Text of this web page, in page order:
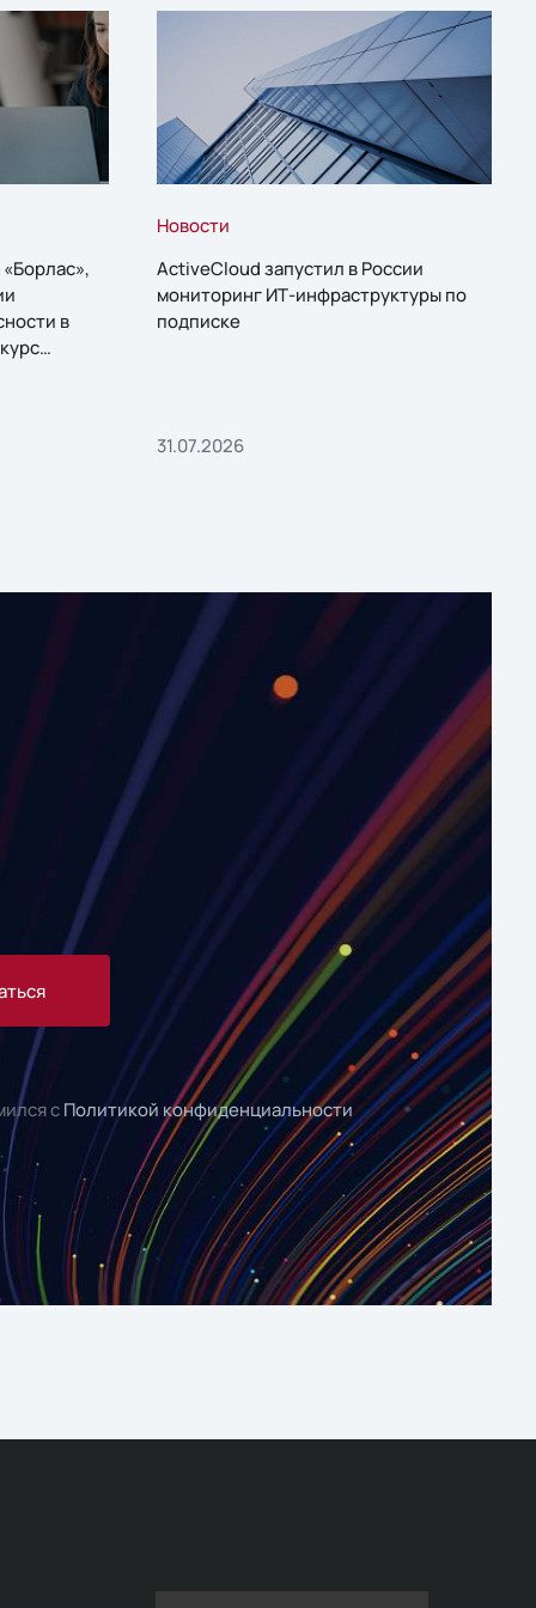
в
Новости
ActiveCloud запустил в России
мониторинг ИТ-инфраструктуры по
подписке
31.07.2026
сПолитикой конфиденциальности